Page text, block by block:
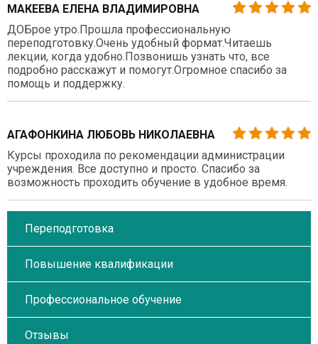
МАКЕЕВА ЕЛЕНА ВЛАДИМИРОВНА
ДОБрое утро.Прошла профессиональную
переподготовку.Очень удобный формат.Читаешь
лекции, когда удобно.Позвонишь узнать что, все
подробно расскажут и помогут.Огромное спасибо за
помощь и поддержку.
АГАФОНКИНА ЛЮБОВЬ НИКОЛАЕВНА
Курсы проходила по рекомендации администрации
учреждения. Все доступно и просто. Спасибо за
возможность проходить обучение в удобное время.
Переподготовка
Повышение квалификации
Профессиональное обучение
Отзывы